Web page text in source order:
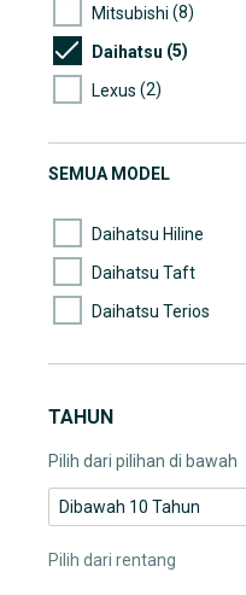
Mitsubishi (8)
Daihatsu (5)
Lexus (2)
Hyundai(1)
SEMUA MODEL
Daihatsu Hiline
Daihatsu Taft
Daihatsu Terios
TAHUN
Pilih dari pilihan di bawah
Dibawah 10 Tahun
Pilih dari rentang